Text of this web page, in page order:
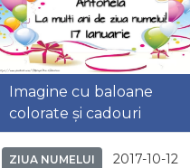
Imagine cu baloane
colorate și cadouri
ZIUA NUMELUI 2017-10-12